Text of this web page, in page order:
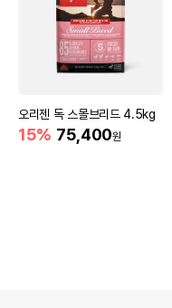
오리젠 독 스몰브리드 4.5kg
15% 75,400원